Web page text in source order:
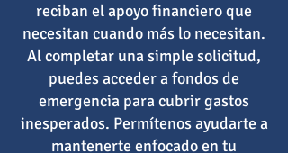
reciban el apoyo financiero que
necesitan cuando más lo necesitan.
Al completar una simple solicitud,
puedes acceder a fondos de
emergencia para cubrir gastos
inesperados. Permítenos ayudarte a
mantenerte enfocado en tu